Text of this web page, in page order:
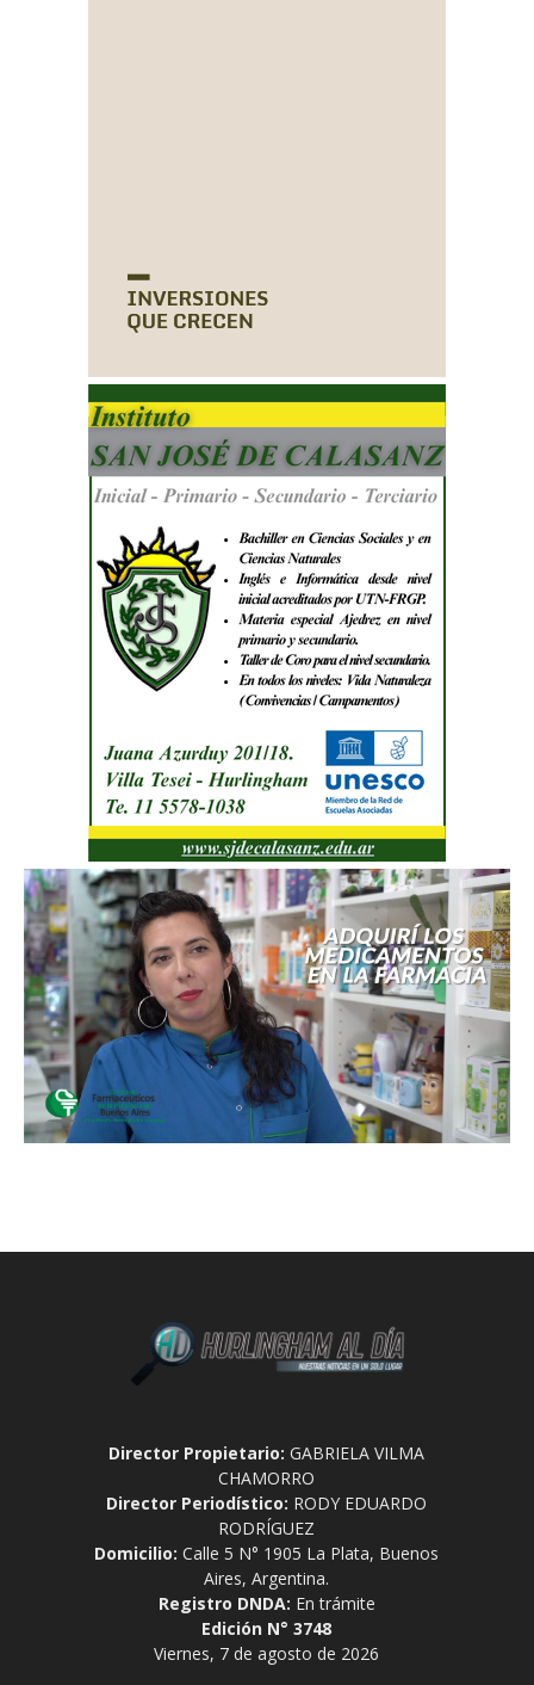
Director Propietario: GABRIELA VILMA
CHAMORRO
Director Periodístico: RODY EDUARDO
RODRÍGUEZ
Domicilio: Calle 5 N° 1905 La Plata, Buenos
Aires, Argentina.
Registro DNDA: En trámite
Edición N° 3748
Viernes, 7 de agosto de 2026